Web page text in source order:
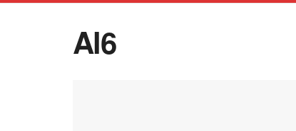
Al6